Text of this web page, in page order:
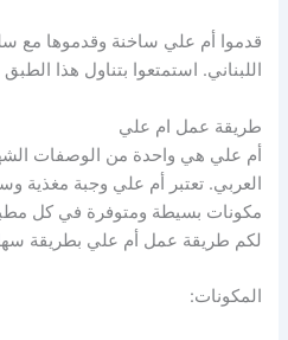
قدموا أم علي ساخنة وقدموها مع
اللبناني. استمتعوا بتناول هذا
طريقة عمل ام علي
أم علي هي واحدة من الوصفات
العربي. تعتبر أم علي وجبة مغذية
مكونات بسيطة ومتوفرة في كل
لكم طريقة عمل أم علي بطريقة
المكونات: